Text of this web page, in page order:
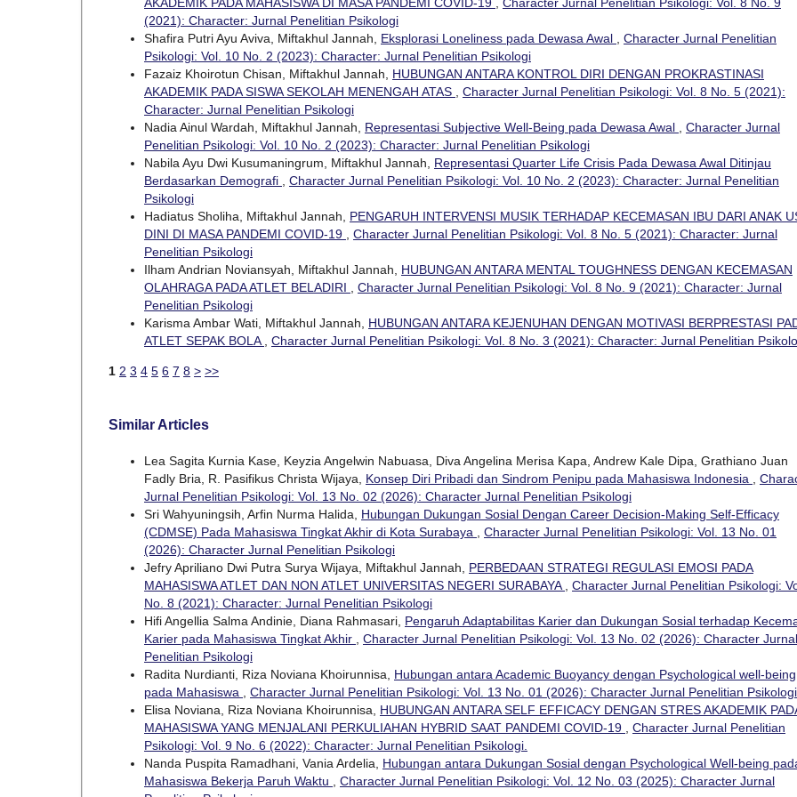
(2021): Character: Jurnal Penelitian Psikologi
Shafira Putri Ayu Aviva, Miftakhul Jannah, Eksplorasi Loneliness pada Dewasa Awal
Character Jurnal Penelitian
Psikologi: Vol. 10 No. 2 (2023): Character: Jurnal Penelitian Psikologi
Fazaiz Khoirotun Chisan, Miftakhul Jannah, HUBUNGAN ANTARA KONTROL DIRI DENGAN PROKRASTINASI
AKADEMIK PADA SISWA SEKOLAH MENENGAH ATAS
Character Jurnal Penelitian Psikologi: Vol. 8 No. 5 (2021):
Character: Jurnal Penelitian Psikologi
Nadia Ainul Wardah, Miftakhul Jannah, Representasi Subjective Well-Being pada Dewasa Awal
Character Jurnal
Penelitian Psikologi: Vol. 10 No. 2 (2023): Character: Jurnal Penelitian Psikologi
Nabila Ayu Dwi Kusumaningrum, Miftakhul Jannah, Representasi Quarter Life Crisis Pada Dewasa Awal Ditinjau
Berdasarkan Demografi
Character Jurnal Penelitian Psikologi: Vol. 10 No. 2 (2023): Character: Jurnal Penelitian
Psikologi
Hadiatus Sholiha, Miftakhul Jannah, PENGARUH INTERVENSI MUSIK TERHADAP KECEMASAN IBU DARI ANAK
DINI DI MASA PANDEMI COVID-19
Character Jurnal Penelitian Psikologi: Vol. 8 No. 5 (2021): Character: Jurnal
Penelitian Psikologi
Ilham Andrian Noviansyah, Miftakhul Jannah, HUBUNGAN ANTARA MENTAL TOUGHNESS DENGAN KECEMASAN
OLAHRAGA PADA ATLET BELADIRI
Character Jurnal Penelitian Psikologi: Vol. 8 No. 9 (2021): Character: Jurnal
Penelitian Psikologi
Karisma Ambar Wati, Miftakhul Jannah, HUBUNGAN ANTARA KEJENUHAN DENGAN MOTIVASI BERPRESTASI
ATLET SEPAK BOLA
Character Jurnal Penelitian Psikologi: Vol. 8 No. 3 (2021): Character: Jurnal Penelitian
1 2 3 4 5 6 7 8 > >>
Similar Articles
Lea Sagita Kurnia Kase, Keyzia Angelwin Nabuasa, Diva Angelina Merisa Kapa, Andrew Kale Dipa, Grathiano Juan
Fadly Bria, R. Pasifikus Christa Wijaya, Konsep Diri Pribadi dan Sindrom Penipu pada Mahasiswa Indonesia
Jurnal Penelitian Psikologi: Vol. 13 No. 02 (2026): Character Jurnal Penelitian Psikologi
Sri Wahyuningsih, Arfin Nurma Halida, Hubungan Dukungan Sosial Dengan Career Decision-Making Self-Efficacy
(CDMSE) Pada Mahasiswa Tingkat Akhir di Kota Surabaya
Character Jurnal Penelitian Psikologi: Vol. 13 No. 01
(2026): Character Jurnal Penelitian Psikologi
Jefry Apriliano Dwi Putra Surya Wijaya, Miftakhul Jannah, PERBEDAAN STRATEGI REGULASI EMOSI PADA
MAHASISWA ATLET DAN NON ATLET UNIVERSITAS NEGERI SURABAYA
Character Jurnal Penelitian Psikologi:
No. 8 (2021): Character: Jurnal Penelitian Psikologi
Hifi Angellia Salma Andinie, Diana Rahmasari, Pengaruh Adaptabilitas Karier dan Dukungan Sosial terhadap
Karier pada Mahasiswa Tingkat Akhir
Character Jurnal Penelitian Psikologi: Vol. 13 No. 02 (2026): Character Jurnal
Penelitian Psikologi
Radita Nurdianti, Riza Noviana Khoirunnisa, Hubungan antara Academic Buoyancy dengan Psychological well-being
pada Mahasiswa
Character Jurnal Penelitian Psikologi: Vol. 13 No. 01 (2026): Character Jurnal Penelitian Psikologi
Elisa Noviana, Riza Noviana Khoirunnisa, HUBUNGAN ANTARA SELF EFFICACY DENGAN STRES AKADEMIK
MAHASISWA YANG MENJALANI PERKULIAHAN HYBRID SAAT PANDEMI COVID-19
Character Jurnal Penelitian
Psikologi: Vol. 9 No. 6 (2022): Character: Jurnal Penelitian Psikologi.
Nanda Puspita Ramadhani, Vania Ardelia, Hubungan antara Dukungan Sosial dengan Psychological Well-being
Mahasiswa Bekerja Paruh Waktu
Character Jurnal Penelitian Psikologi: Vol. 12 No. 03 (2025): Character Jurnal